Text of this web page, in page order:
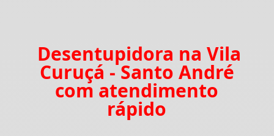
Desentupidora na Vila
Curuçá - Santo André
com atendimento
rápido